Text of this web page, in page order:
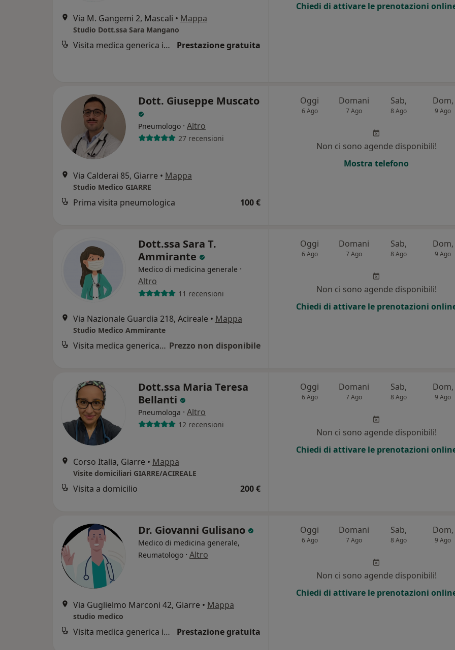
Via M. Gangemi 2, Mascali • Mappa
Studio Dott.ssa Sara Mangano
Visita medica generica in CONVENZIONE Prestazione gratuita
Chiedi di attivare le prenotazioni
Dott. Giuseppe Muscato
Pneumologo · Altro
27 recensioni
Via Calderai 85, Giarre • Mappa
Studio Medico GIARRE
Prima visita pneumologica 100 €
Oggi
6 Ago
Domani
7 Ago
Sab,
8 Ago
Dom,
9 Ago
Non ci sono agende disponibili!
Mostra telefono
Dott.ssa Sara T.
Ammirante
Medico di medicina generale ·
Altro
11 recensioni
Via Nazionale Guardia 218, Acireale • Mappa
Studio Medico Ammirante
Visita medica generica in CONVENZIONE Prezzo non disponibile
Oggi
6 Ago
Domani
7 Ago
Sab,
8 Ago
Dom,
9 Ago
Non ci sono agende disponibili!
Chiedi di attivare le prenotazioni
Dott.ssa Maria Teresa
Bellanti
Pneumologa · Altro
12 recensioni
Corso Italia, Giarre • Mappa
Visite domiciliari GIARRE/ACIREALE
Visita a domicilio 200 €
Oggi
6 Ago
Domani
7 Ago
Sab,
8 Ago
Dom,
9 Ago
Non ci sono agende disponibili!
Chiedi di attivare le prenotazioni
Dr. Giovanni Gulisano
Medico di medicina generale,
Reumatologo · Altro
Via Guglielmo Marconi 42, Giarre • Mappa
studio medico
Visita medica generica in CONVENZIONE Prestazione gratuita
Oggi
6 Ago
Domani
7 Ago
Sab,
8 Ago
Dom,
9 Ago
Non ci sono agende disponibili!
Chiedi di attivare le prenotazioni